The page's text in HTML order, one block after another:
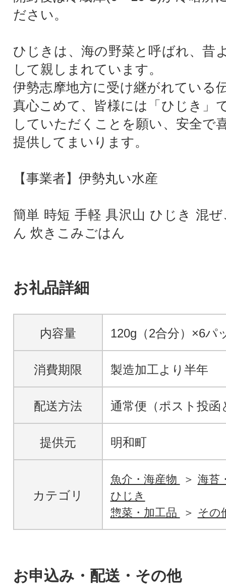
ださい。
ひじきは、海の野菜と呼ばれ、昔
して親しまれています。
伊勢志摩地方に受け継がれている
真心こめて、皆様には「ひじき」
していただくことを願い、安全で
提供してまいります。
【事業者】伊勢丸い水産
簡単 時短 手軽 具沢山 ひじき 混
ん 炊きこみごはん
お礼品詳細
内容量 120g（2合分）×6パ
消費期限 製造加工より半年
配送方法 通常便（ポスト投函
提供元 明和町
カテゴリ
魚介・海産物
海苔
ひじき
惣菜・加工品
その
お申込み・配送・その他